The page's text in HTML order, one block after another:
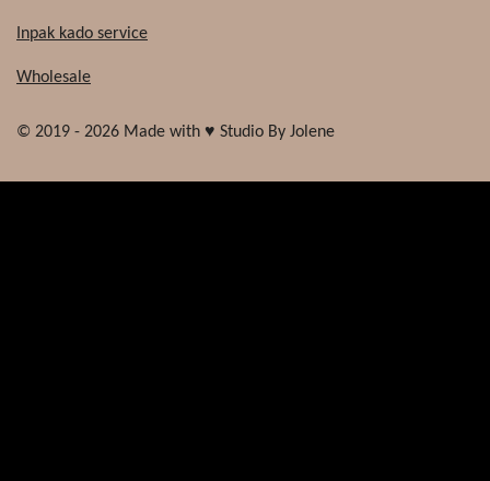
Inpak kado service
Wholesale
© 2019 - 2026 Made with ♥ Studio By Jolene